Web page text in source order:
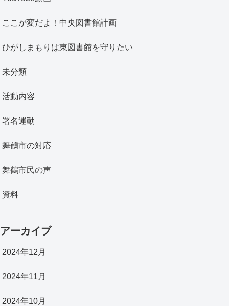
ここが変だよ！中央図書館計画
ひがしまもりは東図書館を守りたい
未分類
活動内容
署名運動
舞鶴市の対応
舞鶴市民の声
資料
アーカイブ
2024年12月
2024年11月
2024年10月